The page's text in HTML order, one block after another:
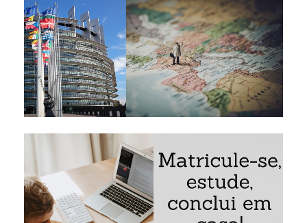
O comércio internacional UE-Conselho de
Cooperação do Golfo (CCG)
O Acordo de Livre-Comércio UE-Conselho de
Cooperação do Golfo(Não em vigor)